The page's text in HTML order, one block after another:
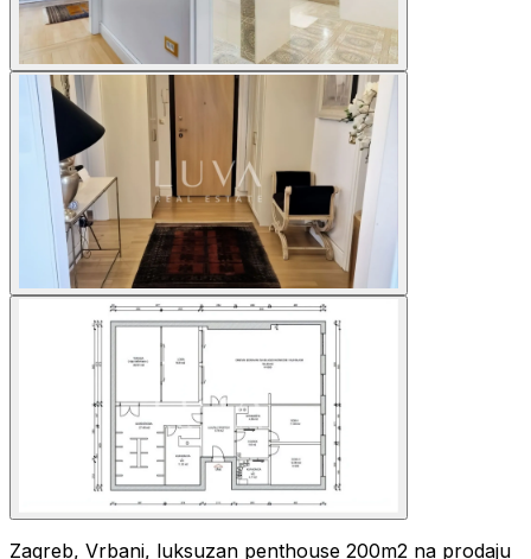
Zagreb, Vrbani, luksuzan penthouse 200m2 na prodaju